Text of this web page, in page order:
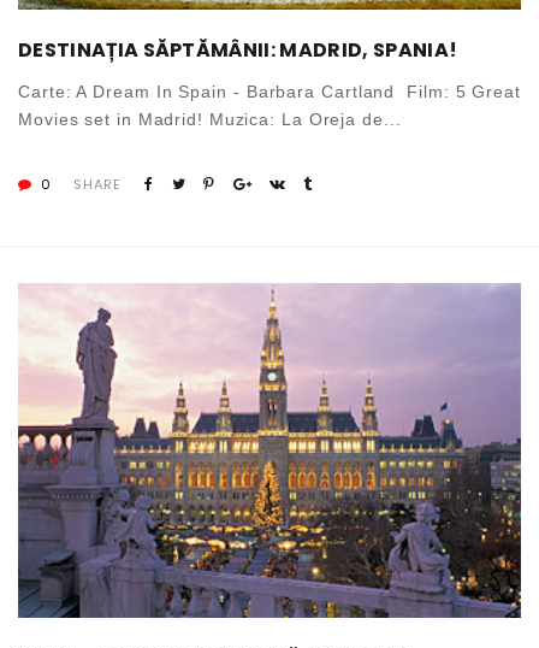
DESTINAȚIA SĂPTĂMÂNII: MADRID, SPANIA!
Carte: A Dream In Spain - Barbara Cartland Film: 5 Great
Movies set in Madrid! Muzica: La Oreja de...
0 SHARE